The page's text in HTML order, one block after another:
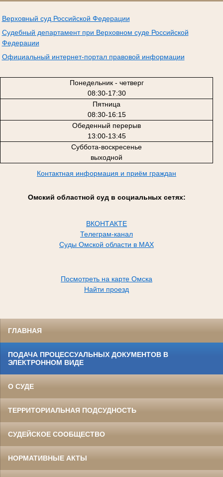
Верховный суд Российской Федерации
Судебный департамент при Верховном суде Российской
Федерации
Официальный интернет-портал правовой информации
Понедельник - четверг
08:30-17:30
Пятница
08:30-16:15
Обеденный перерыв
13:00-13:45
Суббота-воскресенье
выходной
Контактная информация и приём граждан
Омский областной суд в социальных сетях:
ВКОНТАКТЕ
Телеграм-канал
Суды Омской области в MAX
Посмотреть на карте Омска
Найти проезд
ГЛАВНАЯ
ПОДАЧА ПРОЦЕССУАЛЬНЫХ ДОКУМЕНТОВ В
ЭЛЕКТРОННОМ ВИДЕ
О СУДЕ
ТЕРРИТОРИАЛЬНАЯ ПОДСУДНОСТЬ
СУДЕЙСКОЕ СООБЩЕСТВО
НОРМАТИВНЫЕ АКТЫ